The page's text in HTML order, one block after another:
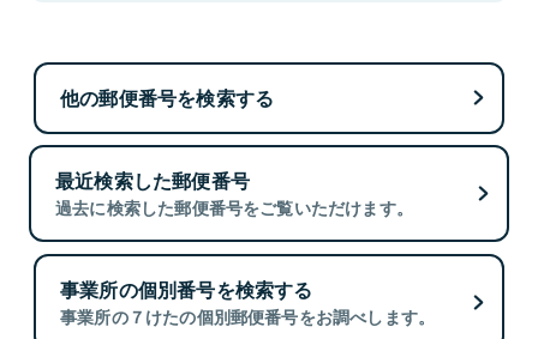
他の郵便番号を検索する
最近検索した郵便番号
過去に検索した郵便番号をご覧いただけます。
事業所の個別番号を検索する
事業所の７けたの個別郵便番号をお調べします。